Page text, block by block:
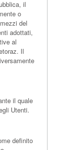
il
o
del
adottati,
al
Il
il quale
Utenti.
definito